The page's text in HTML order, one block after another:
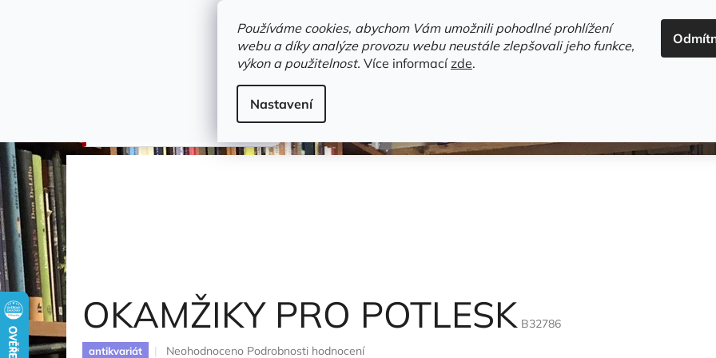
Používáme cookies, abychom Vám umožnili pohodlné prohlížení
webu a díky analýze provozu webu neustále zlepšovali jeho funkce,
výkon a použitelnost. Více informacízde.
Nastavení
HLEDAT
Novinky Trvalky a bestsellery
OKAMŽIKY PRO POTLESK
OKAMŽIKY PRO POTLESK B32786
antikvariát
Průměrné
Neohodnoceno Podrobnosti hodnocení